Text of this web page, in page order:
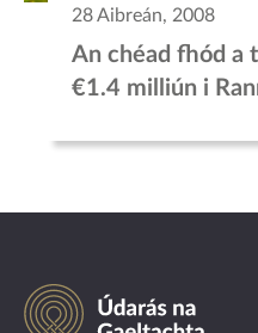
28 Aibreán, 2008
An chéad fhód a
€1.4 milliún i
Údarás
na